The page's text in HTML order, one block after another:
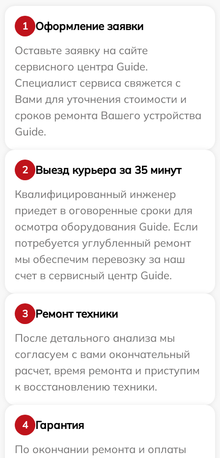
1
Оформление заявки
Оставьте заявку на сайте
сервисного центра Guide.
Специалист сервиса свяжется с
Вами для уточнения стоимости и
сроков ремонта Вашего устройства
Guide.
2
Выезд курьера за 35 минут
Квалифицированный инженер
приедет в оговоренные сроки для
осмотра оборудования Guide. Если
потребуется углубленный ремонт
мы обеспечим перевозку за наш
счет в сервисный центр Guide.
3
Ремонт техники
После детального анализа мы
согласуем с вами окончательный
расчет, время ремонта и приступим
к восстановлению техники.
4
Гарантия
По окончании ремонта и оплаты